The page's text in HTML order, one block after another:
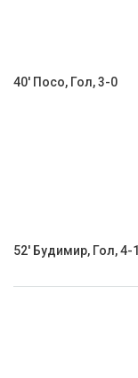
40' Посо, Гол, 3-0
52' Будимир, Гол, 4-1